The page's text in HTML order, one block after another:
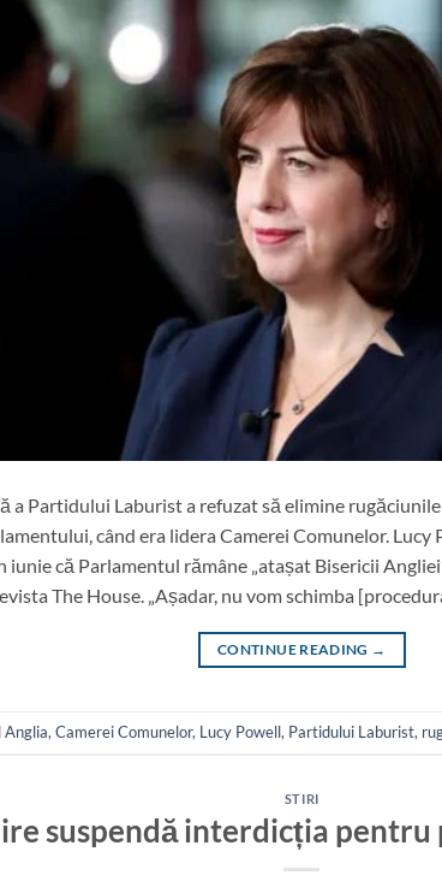
a Partidului Laburist a refuzat să elimine
când era lidera Camerei Comunelor.
iunie că Parlamentul rămâne „atașat Bisericii
The House. „Așadar, nu vom schimba
CONTINUE READING →
Anglia, Camerei Comunelor, Lucy Powell, Partidului Laburist,
STIRI
suspendă interdicția